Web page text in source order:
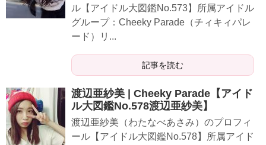
ル【アイドル大図鑑No.573】所属アイドル
グループ：Cheeky Parade（チィキィパレ
ード）リ...
記事を読む
渡辺亜紗美 | Cheeky Parade【アイド
ル大図鑑No.578渡辺亜紗美】
渡辺亜紗美（わたなべあさみ）のプロフィ
ール【アイドル大図鑑No.578】所属アイド